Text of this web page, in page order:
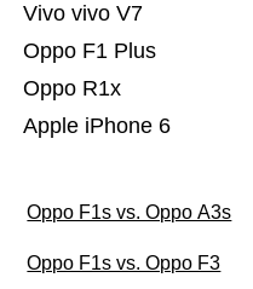
Apple iPhone 6
Oppo R1x
Oppo F1 Plus
Vivo vivo V7
Oppo F1s vs. Oppo A3s
Oppo F1s vs. Oppo F3